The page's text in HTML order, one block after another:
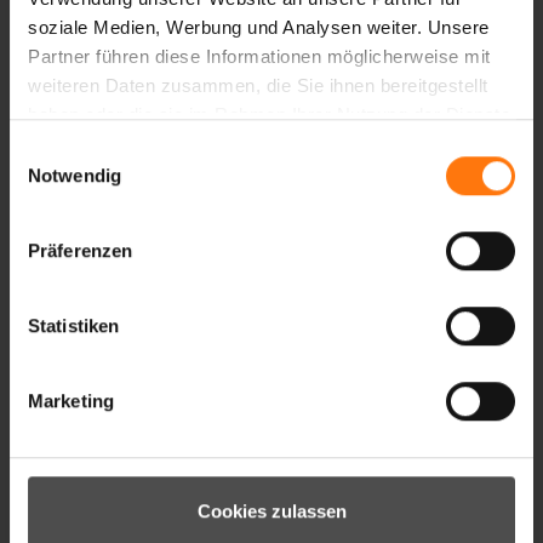
soziale Medien, Werbung und Analysen weiter. Unsere
Partner führen diese Informationen möglicherweise mit
weiteren Daten zusammen, die Sie ihnen bereitgestellt
haben oder die sie im Rahmen Ihrer Nutzung der Dienste
Notwendig
Präferenzen
Statistiken
Marketing
Cookies zulassen
Ziener
sport
Outdoorbekleidung
bikewear
fahrradhandschuhe
Trends
innovativ
Kollektion
Sommerkollektion